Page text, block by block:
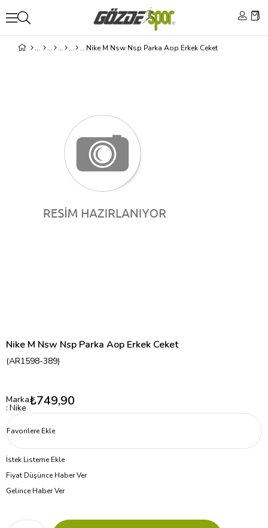
Nike M Nsw Nsp Parka Aop Erkek Ceket
Nike M Nsw Nsp Parka Aop Erkek Ceket
(AR1598-389)
Marka
: Nike ₺749,90
Favorilere Ekle
İstek Listeme Ekle
Fiyat Düşünce Haber Ver
Gelince Haber Ver